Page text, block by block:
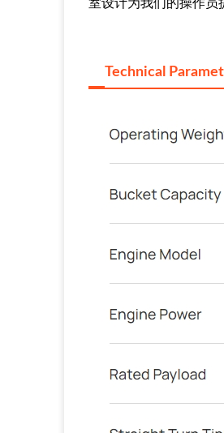
室设计为我们的操作员
Technical